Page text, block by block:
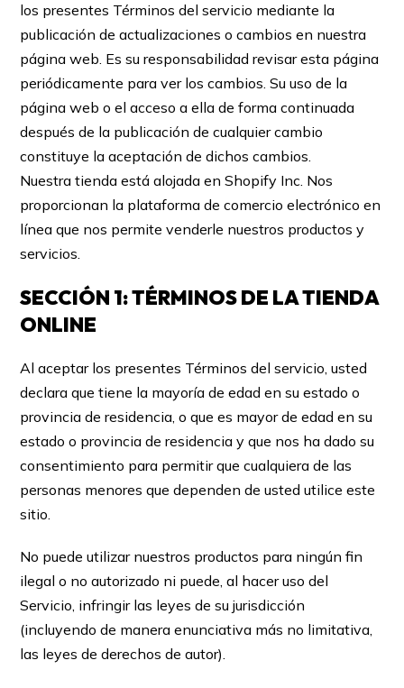
los presentes Términos del servicio mediante la
publicación de actualizaciones o cambios en nuestra
página web. Es su responsabilidad revisar esta página
periódicamente para ver los cambios. Su uso de la
página web o el acceso a ella de forma continuada
después de la publicación de cualquier cambio
constituye la aceptación de dichos cambios.
Nuestra tienda está alojada en Shopify Inc. Nos
proporcionan la plataforma de comercio electrónico en
línea que nos permite venderle nuestros productos y
servicios.
SECCIÓN 1: TÉRMINOS DE LA TIENDA
ONLINE
Al aceptar los presentes Términos del servicio, usted
declara que tiene la mayoría de edad en su estado o
provincia de residencia, o que es mayor de edad en su
estado o provincia de residencia y que nos ha dado su
consentimiento para permitir que cualquiera de las
personas menores que dependen de usted utilice este
sitio.
No puede utilizar nuestros productos para ningún fin
ilegal o no autorizado ni puede, al hacer uso del
Servicio, infringir las leyes de su jurisdicción
(incluyendo de manera enunciativa más no limitativa,
las leyes de derechos de autor).